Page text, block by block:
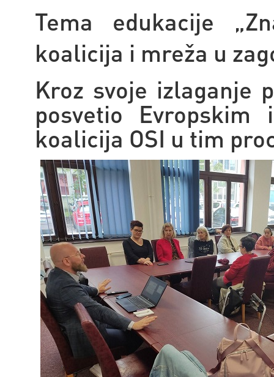
Tema edukacije
koalicija i mreža u
Kroz svoje izlaganje
posvetio
koalicija OSI u tim